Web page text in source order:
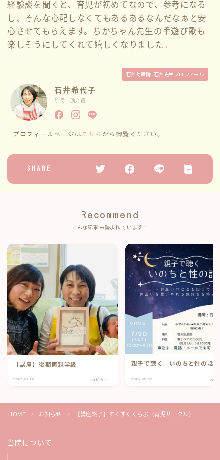
経験談を聞くと、育児が初めてなので、参考になる
し、そんな心配しなくてもあるあるなんだなぁと安
心させてもらえます。ちかちゃん先生の手遊び歌も
楽しそうにしてくれて嬉しくなりました。
石井助産院 石井先生プロフィール
石井希代子
院長 助産師
プロフィールページは こちら から御覧ください。
SHARE
Recommend
こんな記事も読まれています！
【講座】後期両親学級
2025.01.28 お知らせ
親子で聴く いのちと性の話
2024.07.07 お知
HOME ＞ お知らせ ＞ 【講座終了】すくすくくらぶ（育児サークル）
当院について